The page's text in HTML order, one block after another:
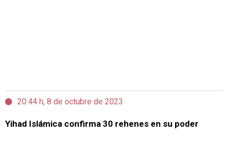
20:44 h, 8 de octubre de 2023
Yihad Islámica confirma 30 rehenes en su poder